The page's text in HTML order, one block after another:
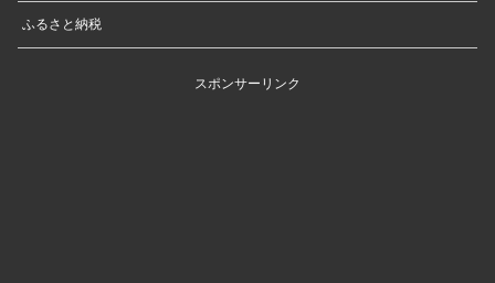
ふるさと納税
スポンサーリンク